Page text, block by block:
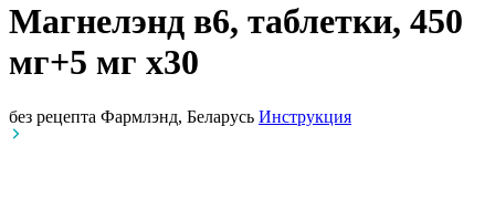
Магнелэнд в6, таблетки, 450
мг+5 мг x30
без рецепта Фармлэнд, Беларусь Инструкция